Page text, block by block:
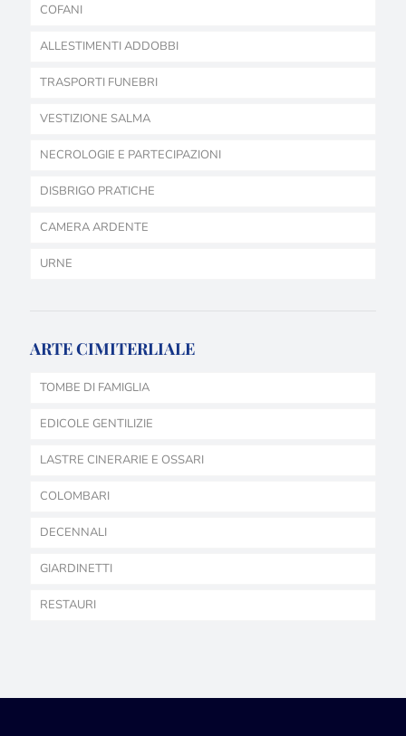
COFANI
ALLESTIMENTI ADDOBBI
TRASPORTI FUNEBRI
VESTIZIONE SALMA
NECROLOGIE E PARTECIPAZIONI
DISBRIGO PRATICHE
CAMERA ARDENTE
URNE
ARTE CIMITERLIALE
TOMBE DI FAMIGLIA
EDICOLE GENTILIZIE
LASTRE CINERARIE E OSSARI
COLOMBARI
DECENNALI
GIARDINETTI
RESTAURI